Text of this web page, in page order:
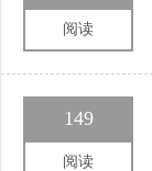
阅读
149
阅读